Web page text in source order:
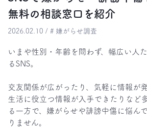
無料の相談窓口を紹介
2026.02.10 / # 嫌がらせ調査
いまや性別・年齢を問わず、幅広い人
るSNS。
交友関係が広がったり、気軽に情報が
生活に役立つ情報が入手できたりなど
る一方で、嫌がらせや誹謗中傷に悩ん
りません。